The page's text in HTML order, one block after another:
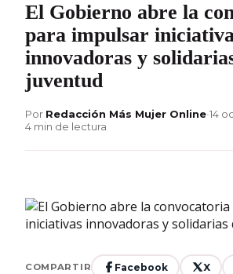
El Gobierno abre la
para impulsar
innovadoras y
juventud
Por Redacción Más Mujer Online•14
4 min de lectura
COMPARTIR Facebook X